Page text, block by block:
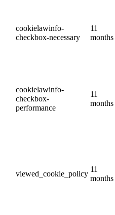
cookielawinfo-
checkbox-necessary
11
months
cookielawinfo-
checkbox-
performance
11
months
viewed_cookie_policy
11
months